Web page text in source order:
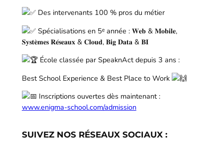
Des intervenants 100 % pros du métier
Spécialisations en 5ᵉ année : 𝐖𝐞𝐛 & 𝐌𝐨𝐛𝐢𝐥𝐞,
𝐒𝐲𝐬𝐭𝐞̀𝐦𝐞𝐬 𝐑𝐞́𝐬𝐞𝐚𝐮𝐱 & 𝐂𝐥𝐨𝐮𝐝, 𝐁𝐢𝐠 𝐃𝐚𝐭𝐚 & 𝐁𝐈
École classée par SpeaknAct depuis 3 ans :
Best School Experience & Best Place to Work
Inscriptions ouvertes dès maintenant :
www.enigma-school.com/admission
SUIVEZ NOS RÉSEAUX SOCIAUX :